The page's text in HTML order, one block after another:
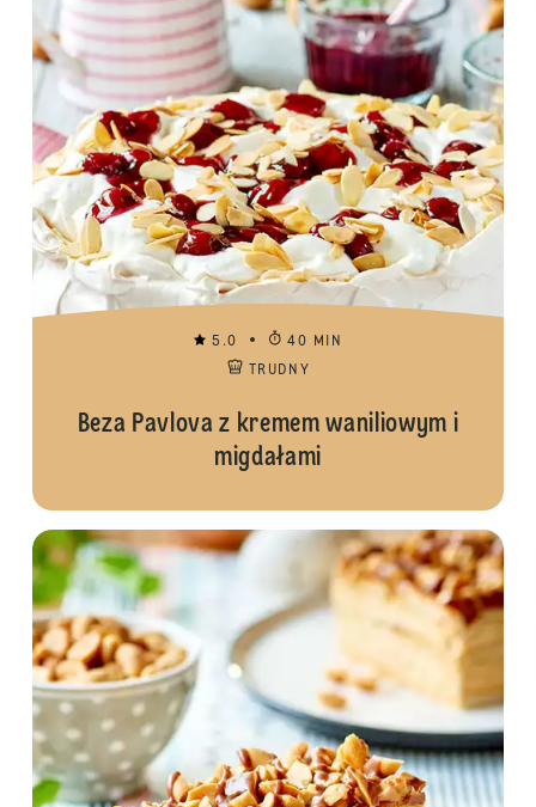
5.0
40 MIN
TRUDNY
Beza Pavlova z kremem waniliowym i
migdałami